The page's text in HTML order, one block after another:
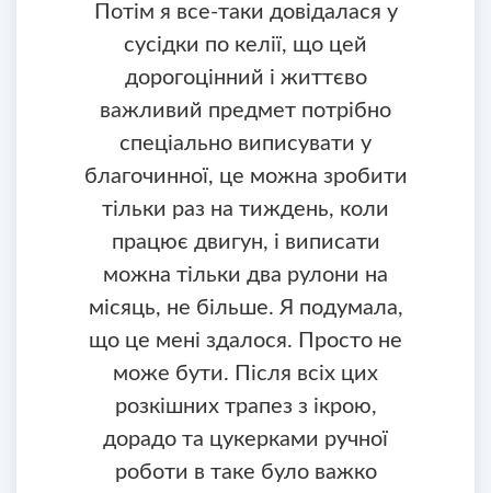
Потім я все-таки довідалася у
сусідки по келії, що цей
дорогоцінний і життєво
важливий предмет потрібно
спеціально виписувати у
благочинної, це можна зробити
тільки раз на тиждень, коли
працює двигун, і виписати
можна тільки два рулони на
місяць, не більше. Я подумала,
що це мені здалося. Просто не
може бути. Після всіх цих
розкішних трапез з ікрою,
дорадо та цукерками ручної
роботи в таке було важко